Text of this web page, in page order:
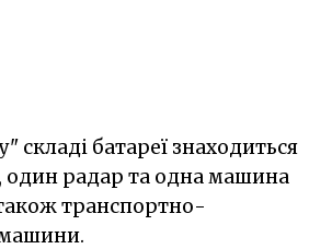
складі батареї знаходиться
один радар та одна машина
транспортно-